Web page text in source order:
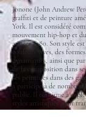
Jonone (John Andrew
graffiti et de peinture
York. Il est considéré
mouvement hip-hop et
années 1980. Son style
couleurs vives, des
dynamiques, ainsi que
de la composition dans
ses peintures dans des
a participé à de
public. Il continue à
styles artistiques pour
vision unique de la vie.